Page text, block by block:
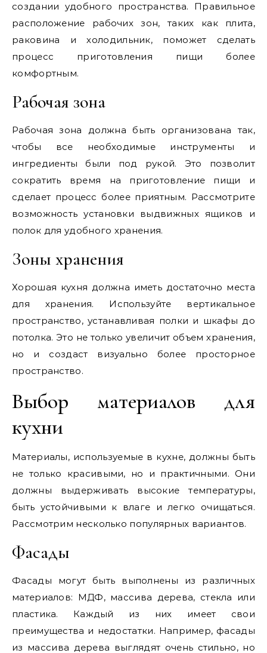
создании удобного пространства. Правильное
расположение рабочих зон, таких как плита,
раковина и холодильник, поможет сделать
процесс приготовления пищи более
комфортным.
Рабочая зона
Рабочая зона должна быть организована так,
чтобы все необходимые инструменты и
ингредиенты были под рукой. Это позволит
сократить время на приготовление пищи и
сделает процесс более приятным. Рассмотрите
возможность установки выдвижных ящиков и
полок для удобного хранения.
Зоны хранения
Хорошая кухня должна иметь достаточно места
для хранения. Используйте вертикальное
пространство, устанавливая полки и шкафы до
потолка. Это не только увеличит объем хранения,
но и создаст визуально более просторное
пространство.
Выбор материалов для
кухни
Материалы, используемые в кухне, должны быть
не только красивыми, но и практичными. Они
должны выдерживать высокие температуры,
быть устойчивыми к влаге и легко очищаться.
Рассмотрим несколько популярных вариантов.
Фасады
Фасады могут быть выполнены из различных
материалов: МДФ, массива дерева, стекла или
пластика. Каждый из них имеет свои
преимущества и недостатки. Например, фасады
из массива дерева выглядят очень стильно, но